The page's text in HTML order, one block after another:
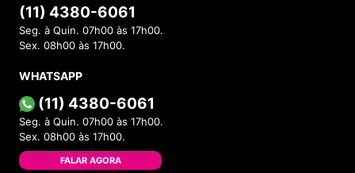
(11) 4380-6061
Seg. à Quin. 07h00 às 17h00.
Sex. 08h00 às 17h00.
WHATSAPP
(11) 4380-6061
Seg. à Quin. 07h00 às 17h00.
Sex. 08h00 às 17h00.
FALAR AGORA